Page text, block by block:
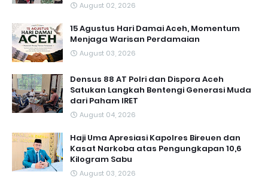
August 02, 2026
15 Agustus Hari Damai Aceh, Momentum
Menjaga Warisan Perdamaian
August 03, 2026
Densus 88 AT Polri dan Dispora Aceh
Satukan Langkah Bentengi Generasi Muda
dari Paham IRET
August 04, 2026
Haji Uma Apresiasi Kapolres Bireuen dan
Kasat Narkoba atas Pengungkapan 10,6
Kilogram Sabu
August 03, 2026